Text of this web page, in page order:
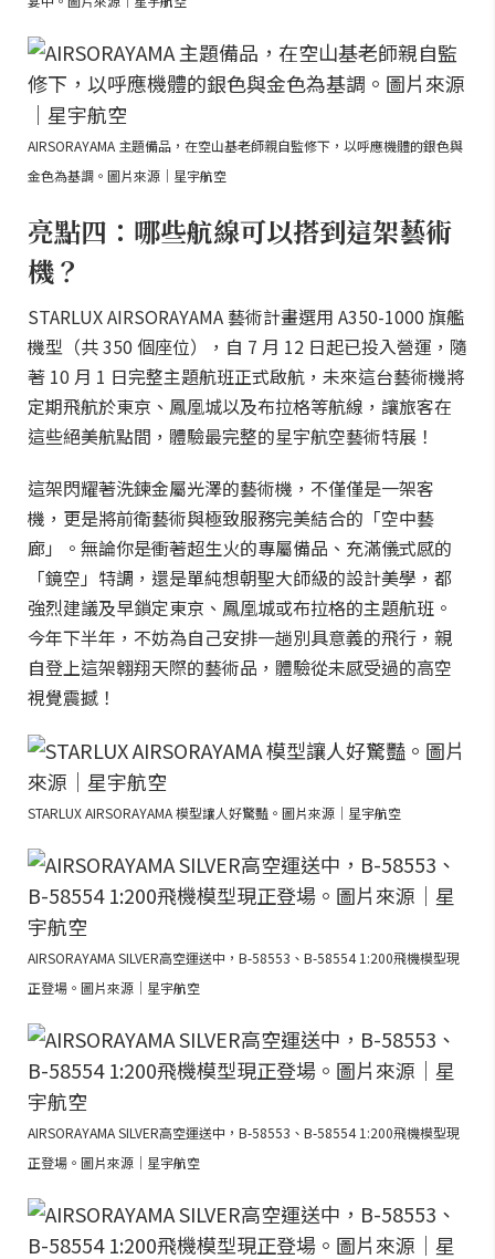
AIRSORAYAMA 主題備品，在空山基老師親自監修下，以呼應機體的銀色與
金色為基調。圖片來源｜星宇航空
亮點四：哪些航線可以搭到這架藝術
機？
STARLUX AIRSORAYAMA 藝術計畫選用 A350-1000 旗艦
機型（共 350 個座位），自 7 月 12 日起已投入營運，隨
著 10 月 1 日完整主題航班正式啟航，未來這台藝術機將
定期飛航於東京、鳳凰城以及布拉格等航線，讓旅客在
這些絕美航點間，體驗最完整的星宇航空藝術特展！
這架閃耀著洗鍊金屬光澤的藝術機，不僅僅是一架客
機，更是將前衛藝術與極致服務完美結合的「空中藝
廊」。無論你是衝著超生火的專屬備品、充滿儀式感的
「鏡空」特調，還是單純想朝聖大師級的設計美學，都
強烈建議及早鎖定東京、鳳凰城或布拉格的主題航班。
今年下半年，不妨為自己安排一趟別具意義的飛行，親
自登上這架翱翔天際的藝術品，體驗從未感受過的高空
視覺震撼！
STARLUX AIRSORAYAMA 模型讓人好驚豔。圖片來源｜星宇航空
AIRSORAYAMA SILVER高空運送中，B-58553、B-58554 1:200飛機模型現
正登場。圖片來源｜星宇航空
AIRSORAYAMA SILVER高空運送中，B-58553、B-58554 1:200飛機模型現
正登場。圖片來源｜星宇航空